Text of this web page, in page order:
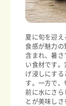
夏に旬を迎え
食感が魅力の
含まれ、暑さ
い食材です
げ浸しにする
す。一方で、
前に水にさら
とが美味し